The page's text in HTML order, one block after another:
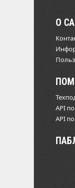
О
API
API